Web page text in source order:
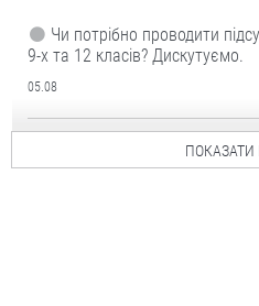
Чи потрібно проводити
9-х та 12 класів? Дискутуємо.
05.08
ПОКАЗАТИ